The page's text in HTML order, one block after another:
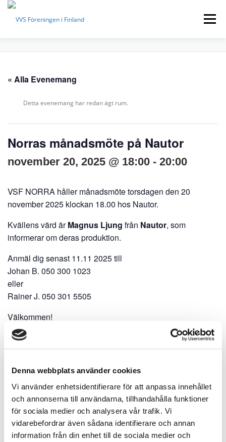
Denna webbplats använder cookies
Vi använder enhetsidentifierare för att anpassa innehållet
och annonserna till användarna, tillhandahålla funktioner
för sociala medier och analysera vår trafik. Vi
vidarebefordrar även sådana identifierare och annan
information från din enhet till de sociala medier och
Hoppa
innehåll
Meny
« Alla Evenemang
Detta evenemang har redan ägt rum.
Norras månadsmöte på Nautor
november 20, 2025 @ 18:00 - 20:00
VSF NORRA håller månadsmöte torsdagen den 20
november 2025 klockan 18.00 hos Nautor.
Kvällens värd ärMagnus Ljung från Nautor, som
informerar om deras produktion.
Anmäl dig senast 11.11 2025 till
Johan B. 050 300 1023
eller
Rainer J. 050 301 5505
Välkommen!
Datum:
NOVEMBER 20, 2025
ARRANGÖRER
VSF
Norra